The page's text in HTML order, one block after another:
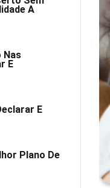
A
Nas
E
E
Plano De